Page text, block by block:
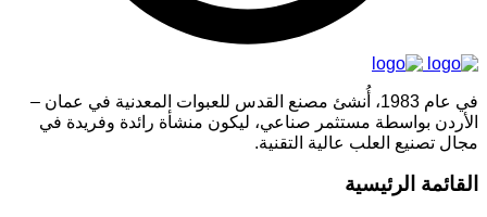
في عام 1983، أُنشئ مصنع القدس للعبوات المعدنية في عمان –
الأردن بواسطة مستثمر صناعي، ليكون منشأة رائدة وفريدة في
مجال تصنيع العلب عالية التقنية.
القائمة الرئيسية